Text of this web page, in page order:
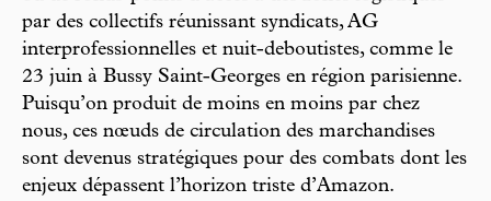
par des collectifs réunissant syndicats, AG
interprofessionnelles et nuit-deboutistes, comme le
23 juin à Bussy Saint-Georges en région parisienne.
Puisqu’on produit de moins en moins par chez
nous, ces nœuds de circulation des marchandises
sont devenus stratégiques pour des combats dont les
enjeux dépassent l’horizon triste d’Amazon.